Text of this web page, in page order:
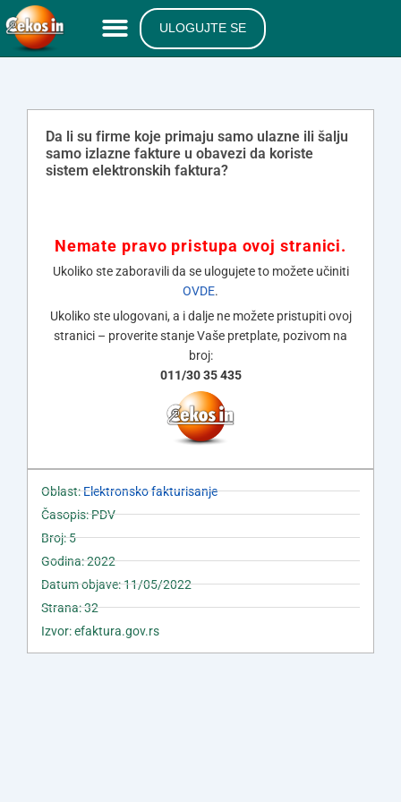
ULOGUJTE SE
Da li su firme koje primaju samo ulazne ili šalju
samo izlazne fakture u obavezi da koriste
sistem elektronskih faktura?
Nemate pravo pristupa ovoj stranici.
Ukoliko ste zaboravili da se ulogujete to možete učiniti
OVDE.
Ukoliko ste ulogovani, a i dalje ne možete pristupiti ovoj
stranici – proverite stanje Vaše pretplate, pozivom na
broj:
011/30 35 435
Oblast:Elektronsko fakturisanje
Časopis: PDV
Broj: 5
Godina: 2022
Datum objave: 11/05/2022
Strana: 32
Izvor: efaktura.gov.rs